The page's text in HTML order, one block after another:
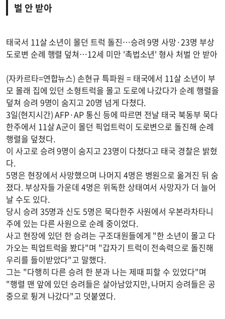
벌 안 받아
태국서 11살 소년이 몰던 트럭 돌진…승려 9명 사망·23명 부상
도로변 순례 행렬 덮쳐…12세 미만 '촉법소년' 형사 처벌 안 받아
(자카르타=연합뉴스) 손현규 특파원 = 태국에서 11살 소년이 부
모 몰래 집에 있던 소형트럭을 몰고 도로에 나갔다가 순례 행렬을
덮쳐 승려 9명이 숨지고 20명 넘게 다쳤다.
3일(현지시간) AFP·AP 통신 등에 따르면 전날 태국 북동부 묵다
한주에서 11살 A군이 몰던 픽업트럭이 도로변으로 돌진해 순례
행렬을 덮쳤다.
이 사고로 승려 9명이 숨지고 23명이 다쳤다고 태국 경찰은 밝혔
다.
5명은 현장에서 사망했으며 나머지 4명은 병원으로 옮겨진 뒤 숨
졌다. 부상자들 가운데 4명은 위독한 상태여서 사망자가 더 늘어
날 수도 있다.
당시 승려 35명과 신도 5명은 묵다한주 사원에서 우본라차타니
주에 있는 다른 사원으로 순례 중이었다.
사고 현장에 있던 한 승려는 구조대원들에게 "한 소년이 몰고 다
가오는 픽업트럭을 봤다"며 "갑자기 트럭이 전속력으로 돌진해
우리를 들이받았다"고 말했다.
그는 "다행히 다른 승려 한 분과 나는 제때 피할 수 있었다"며
"행렬 맨 앞에 있던 승려들은 살아남았지만, 나머지 승려들은 공
중으로 튕겨 나갔다"고 덧붙였다.